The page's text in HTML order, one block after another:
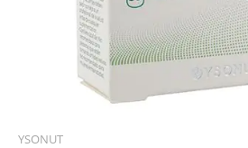
al
YSONUT